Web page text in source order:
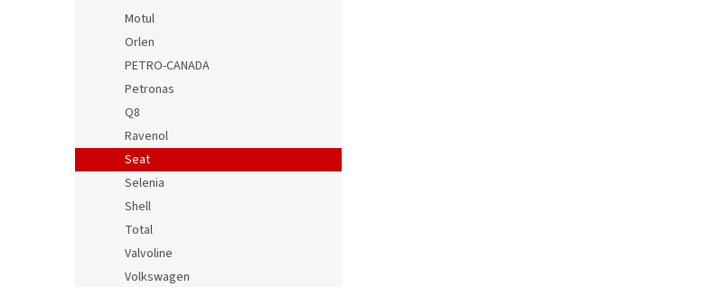
Motul
Orlen
PETRO-CANADA
Petronas
Q8
Ravenol
Seat
Selenia
Shell
Total
Valvoline
Volkswagen